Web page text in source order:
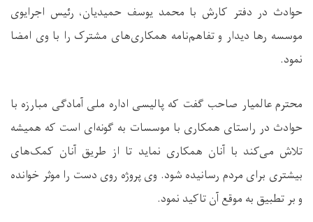
حوادث در دفتر کارش با محمد یوسف حمیدیان، رئیس اجرایوی
موسسه رها دیدار و تفاهم‌نامه همکاری‌های مشترک را با وی امضا
نمود.
محترم عالمیار صاحب گفت که پالیسی اداره ملی آمادگی مبارزه با
حوادث در راستای همکاری با موسسات به گونه‌ای است که همیشه
تلاش می‌کند با آنان همکاری نماید تا از طریق آنان کمک‌های
بیشتری برای مردم رسانیده شود. وی پروژه روی دست را موثر خوانده
و بر تطبیق به موقع آن تاکید نمود.